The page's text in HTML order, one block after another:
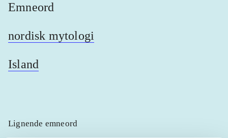
Emneord
nordisk mytologi
Island
Lignende emneord